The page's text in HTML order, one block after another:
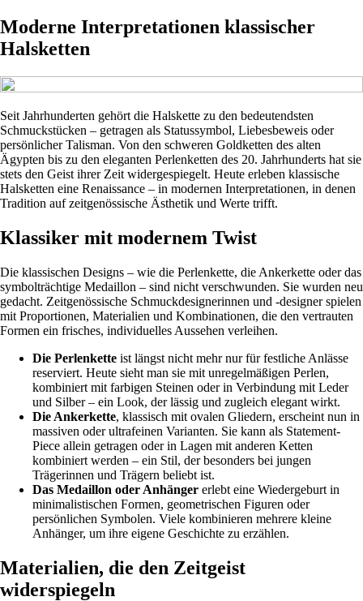
Moderne Interpretationen klassischer
Halsketten
Seit Jahrhunderten gehört die Halskette zu den bedeutendsten
Schmuckstücken – getragen als Statussymbol, Liebesbeweis oder
persönlicher Talisman. Von den schweren Goldketten des alten
Ägypten bis zu den eleganten Perlenketten des 20. Jahrhunderts hat sie
stets den Geist ihrer Zeit widergespiegelt. Heute erleben klassische
Halsketten eine Renaissance – in modernen Interpretationen, in denen
Tradition auf zeitgenössische Ästhetik und Werte trifft.
Klassiker mit modernem Twist
Die klassischen Designs – wie die Perlenkette, die Ankerkette oder das
symbolträchtige Medaillon – sind nicht verschwunden. Sie wurden neu
gedacht. Zeitgenössische Schmuckdesignerinnen und -designer spielen
mit Proportionen, Materialien und Kombinationen, die den vertrauten
Formen ein frisches, individuelles Aussehen verleihen.
Die Perlenkette ist längst nicht mehr nur für festliche Anlässe
reserviert. Heute sieht man sie mit unregelmäßigen Perlen,
kombiniert mit farbigen Steinen oder in Verbindung mit Leder
und Silber – ein Look, der lässig und zugleich elegant wirkt.
Die Ankerkette, klassisch mit ovalen Gliedern, erscheint nun in
massiven oder ultrafeinen Varianten. Sie kann als Statement-
Piece allein getragen oder in Lagen mit anderen Ketten
kombiniert werden – ein Stil, der besonders bei jungen
Trägerinnen und Trägern beliebt ist.
Das Medaillon oder Anhänger erlebt eine Wiedergeburt in
minimalistischen Formen, geometrischen Figuren oder
persönlichen Symbolen. Viele kombinieren mehrere kleine
Anhänger, um ihre eigene Geschichte zu erzählen.
Materialien, die den Zeitgeist
widerspiegeln